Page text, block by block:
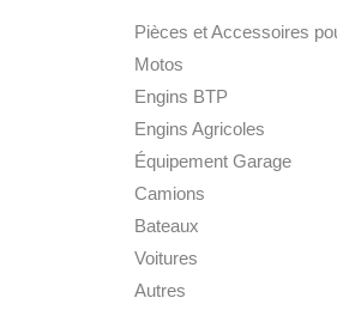
Pièces et Accessoires
Motos
Engins BTP
Engins Agricoles
Équipement Garage
Camions
Bateaux
Voitures
Autres